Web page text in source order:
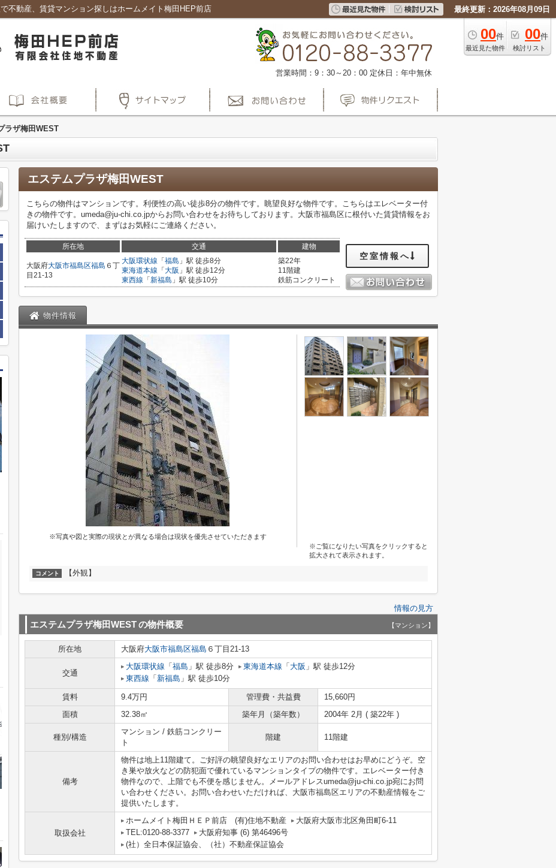
不動産、賃貸マンション探しはホームメイト梅田HEP前店 最終更新：2026年08月09日
00件
最近見た物件
00件
検討リスト
営業時間：9：30～20：00 定休日：年中無休
ラザ梅田WEST
エステムプラザ梅田WEST
こちらの物件はマンションです。利便性の高い徒歩8分の物件です。眺望良好な物件です。こちらはエレベーター付
きの物件です。umeda@ju-chi.co.jpからお問い合わせをお待ちしております。大阪市福島区に根付いた賃貸情報をお
届けいたしますので、まずはお気軽にご連絡ください。
所在地 交通 建物
大阪府大阪市福島区福島 ６丁
目21-13
大阪環状線 「 福島 」駅 徒歩8分
東海道本線 「 大阪 」駅 徒歩12分
東西線 「 新福島 」駅 徒歩10分
築22年
11階建
鉄筋コンクリート
空室情報へ
物件情報
※写真や図と実際の現状とが異なる場合は現状を優先させていただきます
※ご覧になりたい写真をクリックすると
拡大されて表示されます。
コメント 【外観】
情報の見方
エステムプラザ梅田WESTの物件概要 【マンション】
所在地 大阪府大阪市福島区福島 ６丁目21-13
交通
大阪環状線 「 福島 」駅 徒歩8分 東海道本線 「 大阪 」駅 徒歩12分
東西線 「 新福島 」駅 徒歩10分
賃料 9.4万円 管理費・共益費
15,660円
面積
32.38㎡ 築年月（築年数） 2004年 2月 ( 築22年 )
種別/構造
マンション / 鉄筋コンクリー
ト
階建 11階建
備考
物件は地上11階建て。ご好評の眺望良好なエリアのお問い合わせはお早めにどうぞ。空
き巣や放火などの防犯面で優れているマンションタイプの物件です。エレベーター付き
物件なので、上階でも不便を感じません。メールアドレスumeda@ju-chi.co.jp宛にお問
い合わせください。お問い合わせいただければ、大阪市福島区エリアの不動産情報をご
提供いたします。
取扱会社
ホームメイト梅田ＨＥＰ前店 (有)住地不動産
大阪府大阪市北区角田町6-11
TEL:0120-88-3377
大阪府知事 (6) 第46496号
(社）全日本保証協会、（社）不動産保証協会